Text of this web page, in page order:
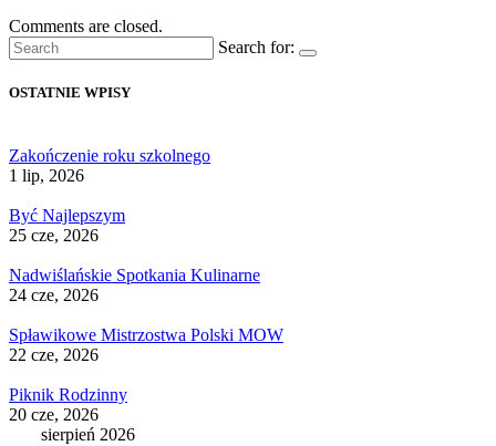
Comments are closed.
Search for:
OSTATNIE WPISY
Zakończenie roku szkolnego
1 lip, 2026
Być Najlepszym
25 cze, 2026
Nadwiślańskie Spotkania Kulinarne
24 cze, 2026
Spławikowe Mistrzostwa Polski MOW
22 cze, 2026
Piknik Rodzinny
20 cze, 2026
sierpień 2026